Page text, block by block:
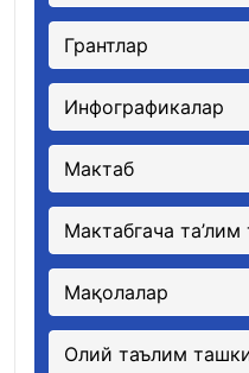
Грантлар
Инфографикалар
Мактаб
Мактабгача
Мақолалар
Олий таълим